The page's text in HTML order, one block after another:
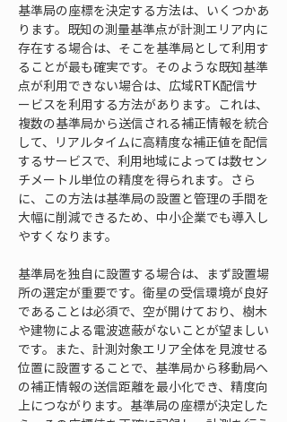
基準局の座標を決定する方法は、いくつかあ
ります。既知の測量基準点が計測エリア内に
存在する場合は、そこを基準局として利用す
ることが最も確実です。そのような既知基準
点が利用できない場合は、広域RTK配信サ
ービスを利用する方法があります。これは、
複数の基準局から送信される補正情報を統合
して、リアルタイムに高精度な補正値を配信
するサービスで、利用地域によっては数セン
チメートル単位の精度を得られます。さら
に、この方法は基準局の設置と管理の手間を
大幅に削減できるため、中小企業でも導入し
やすくなります。
基準局を独自に設置する場合は、まず設置場
所の選定が重要です。衛星の受信環境が良好
であることは必須で、空が開けており、樹木
や建物による電波遮蔽がないことが望ましい
です。また、計測対象エリア全体を見渡せる
位置に設置することで、基準局から移動局へ
の補正情報の送信距離を最小化でき、精度向
上につながります。基準局の座標が決定した